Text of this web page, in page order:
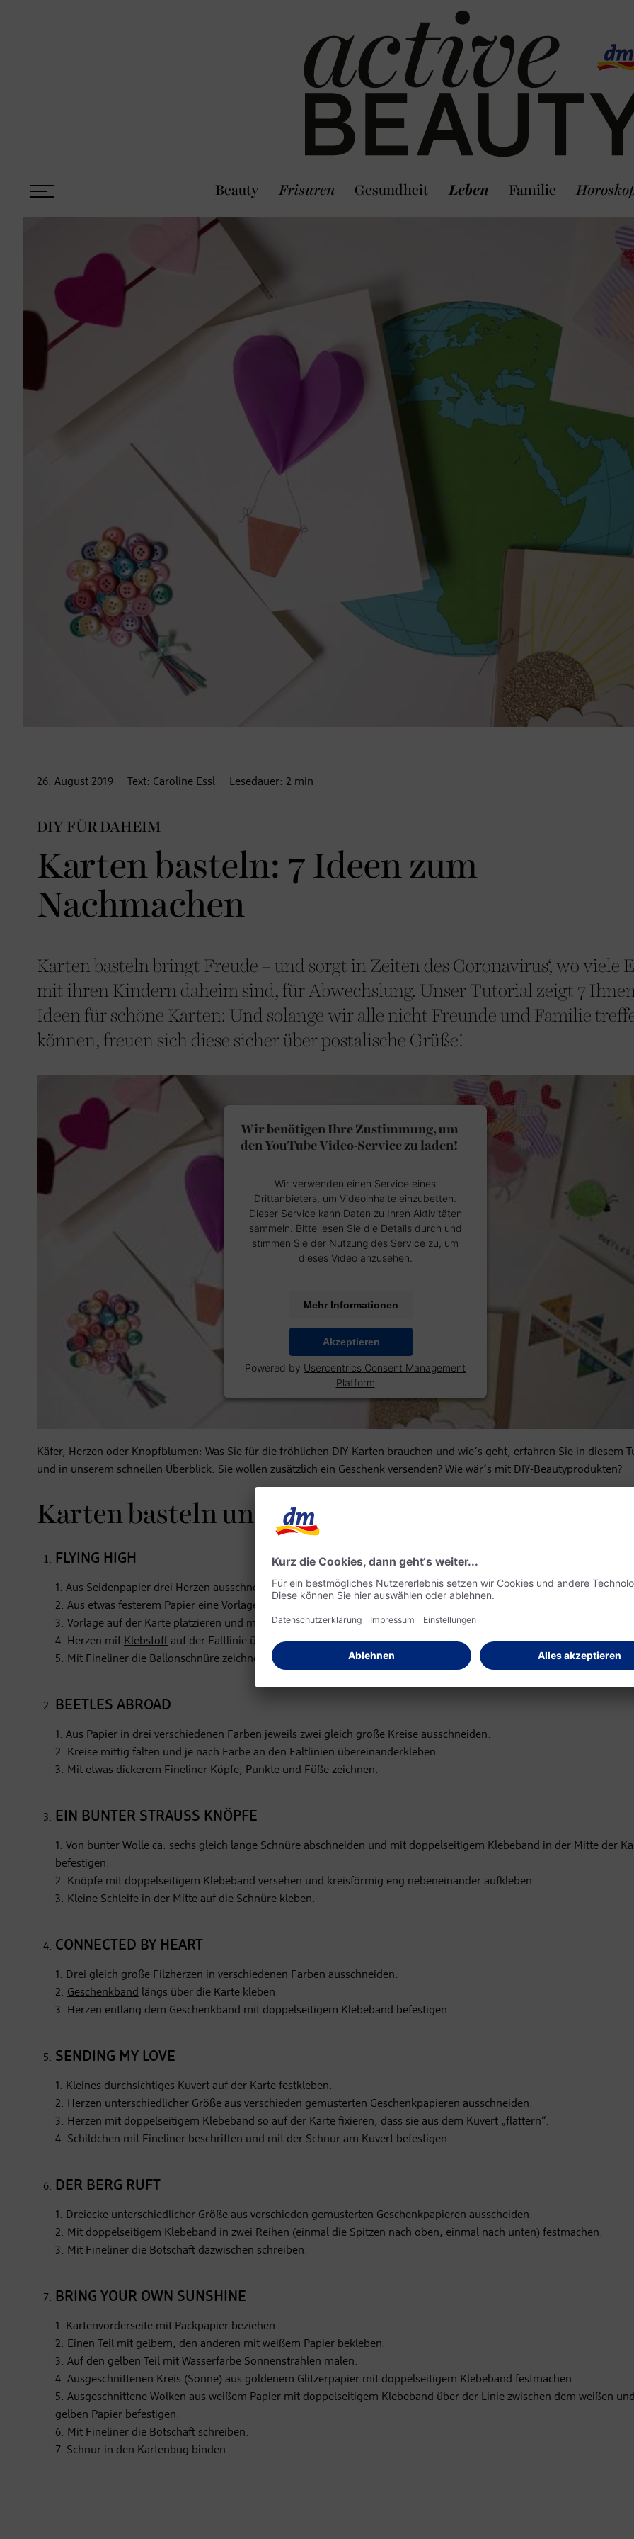
Beauty Frisuren Gesundheit Leben Familie
26. August 2019 Text: Caroline Essl Lesedauer: 2 min
DIY FÜR DAHEIM
Karten basteln: 7 Ideen zum
Nachmachen
Karten basteln bringt Freude – und sorgt in Zeiten des Coronavirus‘, wo viele
mit ihren Kindern daheim sind, für Abwechslung. Unser Tutorial zeigt 7
Ideen für schöne Karten: Und solange wir alle nicht Freunde und Familie
können, freuen sich diese sicher über postalische Grüße!
Wir benötigen Ihre Zustimmung, um
den YouTube Video-Service zu laden!
Wir verwenden einen Service eines
Drittanbieters, um Videoinhalte einzubetten.
Dieser Service kann Daten zu Ihren Aktivitäten
sammeln. Bitte lesen Sie die Details durch und
stimmen Sie der Nutzung des Service zu, um
dieses Video anzusehen.
Mehr Informationen
Akzeptieren
Powered by Usercentrics Consent Management
Platform
Käfer, Herzen oder Knopfblumen: Was Sie für die fröhlichen DIY-Karten brauchen und wie’s geht, erfahren Sie in diesem
und in unserem schnellen Überblick. Sie wollen zusätzlich ein Geschenk versenden? Wie wär’s mit DIY-Beautyprodukten?
Karten basteln und ab die Post – raus in die Welt!
FLYING HIGH
1. Aus Seidenpapier drei Herzen ausschneiden und mittig falten.
2. Aus etwas festerem Papier eine Vorlage für den Ballonkorb ausschneiden.
3. Vorlage auf der Karte platzieren und mit Wasserfarbe ausmalen.
4. Herzen mit Klebstoff auf der Faltlinie übereinander befestigen.
5. Mit Fineliner die Ballonschnüre zeichnen.
BEETLES ABROAD
1. Aus Papier in drei verschiedenen Farben jeweils zwei gleich große Kreise ausschneiden.
2. Kreise mittig falten und je nach Farbe an den Faltlinien übereinanderkleben.
3. Mit etwas dickerem Fineliner Köpfe, Punkte und Füße zeichnen.
EIN BUNTER STRAUSS KNÖPFE
1. Von bunter Wolle ca. sechs gleich lange Schnüre abschneiden und mit doppelseitigem Klebeband in der Mitte der
befestigen.
2. Knöpfe mit doppelseitigem Klebeband versehen und kreisförmig eng nebeneinander aufkleben.
3. Kleine Schleife in der Mitte auf die Schnüre kleben.
CONNECTED BY HEART
1. Drei gleich große Filzherzen in verschiedenen Farben ausschneiden.
2. Geschenkband längs über die Karte kleben.
3. Herzen entlang dem Geschenkband mit doppelseitigem Klebeband befestigen.
SENDING MY LOVE
1. Kleines durchsichtiges Kuvert auf der Karte festkleben.
2. Herzen unterschiedlicher Größe aus verschieden gemusterten Geschenkpapieren ausschneiden.
3. Herzen mit doppelseitigem Klebeband so auf der Karte fixieren, dass sie aus dem Kuvert „flattern“.
4. Schildchen mit Fineliner beschriften und mit der Schnur am Kuvert befestigen.
DER BERG RUFT
1. Dreiecke unterschiedlicher Größe aus verschieden gemusterten Geschenkpapieren ausscheiden.
2. Mit doppelseitigem Klebeband in zwei Reihen (einmal die Spitzen nach oben, einmal nach unten) festmachen.
3. Mit Fineliner die Botschaft dazwischen schreiben.
BRING YOUR OWN SUNSHINE
1. Kartenvorderseite mit Packpapier beziehen.
2. Einen Teil mit gelbem, den anderen mit weißem Papier bekleben.
3. Auf den gelben Teil mit Wasserfarbe Sonnenstrahlen malen.
4. Ausgeschnittenen Kreis (Sonne) aus goldenem Glitzerpapier mit doppelseitigem Klebeband festmachen.
5. Ausgeschnittene Wolken aus weißem Papier mit doppelseitigem Klebeband über der Linie zwischen dem weißen
gelben Papier befestigen.
6. Mit Fineliner die Botschaft schreiben.
7. Schnur in den Kartenbug binden.